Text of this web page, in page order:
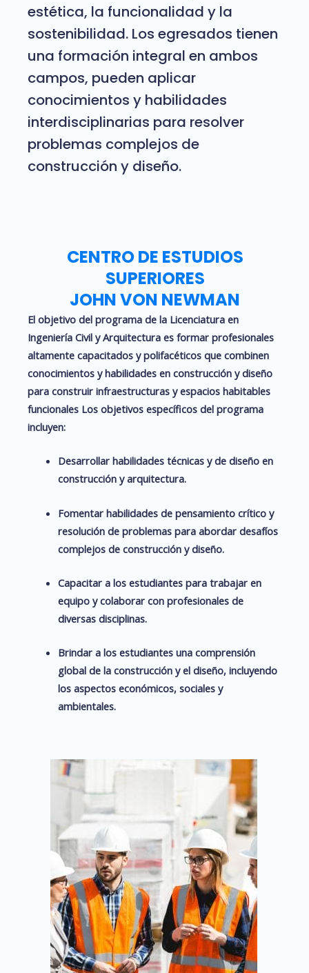
estética, la funcionalidad y la
sostenibilidad. Los egresados tienen
una formación integral en ambos
campos, pueden aplicar
conocimientos y habilidades
interdisciplinarias para resolver
problemas complejos de
construcción y diseño.
CENTRO DE ESTUDIOS
SUPERIORES
JOHN VON NEWMAN
El objetivo del programa de la Licenciatura en
Ingeniería Civil y Arquitectura es formar profesionales
altamente capacitados y polifacéticos que combinen
conocimientos y habilidades en construcción y diseño
para construir infraestructuras y espacios habitables
funcionales Los objetivos específicos del programa
incluyen:
Desarrollar habilidades técnicas y de diseño en
construcción y arquitectura.
Fomentar habilidades de pensamiento crítico y
resolución de problemas para abordar desafíos
complejos de construcción y diseño.
Capacitar a los estudiantes para trabajar en
equipo y colaborar con profesionales de
diversas disciplinas.
Brindar a los estudiantes una comprensión
global de la construcción y el diseño, incluyendo
los aspectos económicos, sociales y
ambientales.